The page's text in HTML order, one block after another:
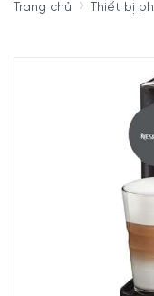
Trang chủ Thiết bị